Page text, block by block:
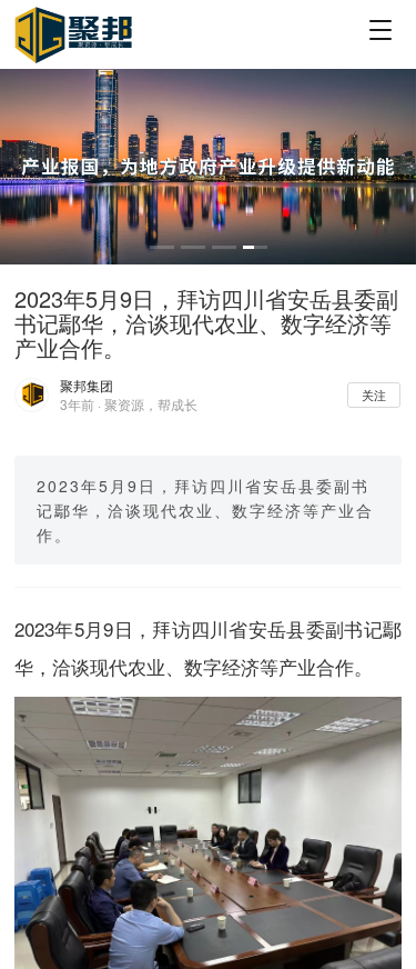
T
g
e
n
a
i
t
i
o
2023年5月9日，拜访四川省安岳县委副
书记鄢华，洽谈现代农业、数字经济等
产业合作。
聚邦集团
3年前 · 聚资源，帮成长
关注
2023年5月9日，拜访四川省安岳县委副书
记鄢华，洽谈现代农业、数字经济等产业合
作。
2023年5月9日，拜访四川省安岳县委副书记鄢
华，洽谈现代农业、数字经济等产业合作。